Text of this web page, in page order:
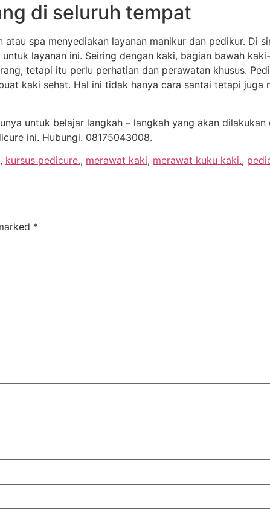
di seluruh tempat
spa menyediakan layanan manikur dan pedikur. Di
layanan ini. Seiring dengan kaki, bagian bawah
tetapi itu perlu perhatian dan perawatan khusus.
kaki sehat. Hal ini tidak hanya cara santai tetapi juga
untuk belajar langkah – langkah yang akan dilakukan
ini. Hubungi. 08175043008.
, kursus pedicure., merawat kaki, merawat kuku kaki.,
*